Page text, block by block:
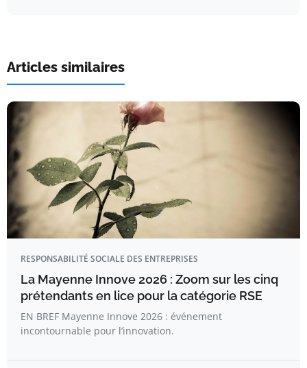
Articles similaires
RESPONSABILITÉ SOCIALE DES ENTREPRISES
La Mayenne Innove 2026 : Zoom sur les cinq
prétendants en lice pour la catégorie RSE
EN BREF Mayenne Innove 2026 : événement
incontournable pour l’innovation.